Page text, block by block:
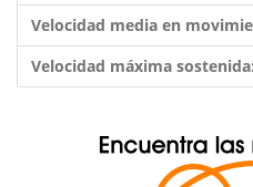
Velocidad media en
Velocidad máxima sostenida: